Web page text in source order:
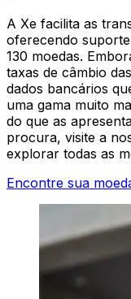
A Xe facilita as
oferecendo
130 moedas.
taxas de câmbio
dados bancários
uma gama muito
do que as
procura, visite a
explorar todas as
Encontre sua